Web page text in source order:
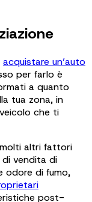
acquistare un’auto
per farlo è
a quanto
tua zona, in
che ti
altri fattori
di vendita di
odore di fumo,
post-